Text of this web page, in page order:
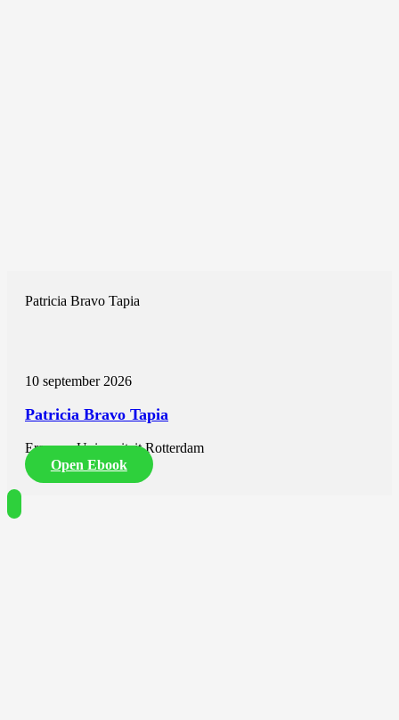
Patricia Bravo Tapia
10 september 2026
Patricia Bravo Tapia
Erasmus Universiteit Rotterdam
Open Ebook